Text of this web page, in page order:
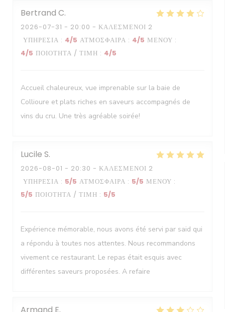
Bertrand C
2026-07-31 - 20:00 - ΚΑΛΕΣΜΈΝΟΙ 2
ΥΠΗΡΕΣΊΑ : 4/5 ΑΤΜΌΣΦΑΙΡΑ : 4/5 ΜΕΝΟΎ :
4/5 ΠΟΙΌΤΗΤΑ / ΤΙΜΉ : 4/5
Accueil chaleureux, vue imprenable sur la baie de
Collioure et plats riches en saveurs accompagnés de
vins du cru. Une très agréable soirée!
Lucile S
2026-08-01 - 20:30 - ΚΑΛΕΣΜΈΝΟΙ 2
ΥΠΗΡΕΣΊΑ : 5/5 ΑΤΜΌΣΦΑΙΡΑ : 5/5 ΜΕΝΟΎ :
5/5 ΠΟΙΌΤΗΤΑ / ΤΙΜΉ : 5/5
Expérience mémorable, nous avons été servi par said qui
a répondu à toutes nos attentes. Nous recommandons
vivement ce restaurant. Le repas était esquis avec
différentes saveurs proposées. A refaire